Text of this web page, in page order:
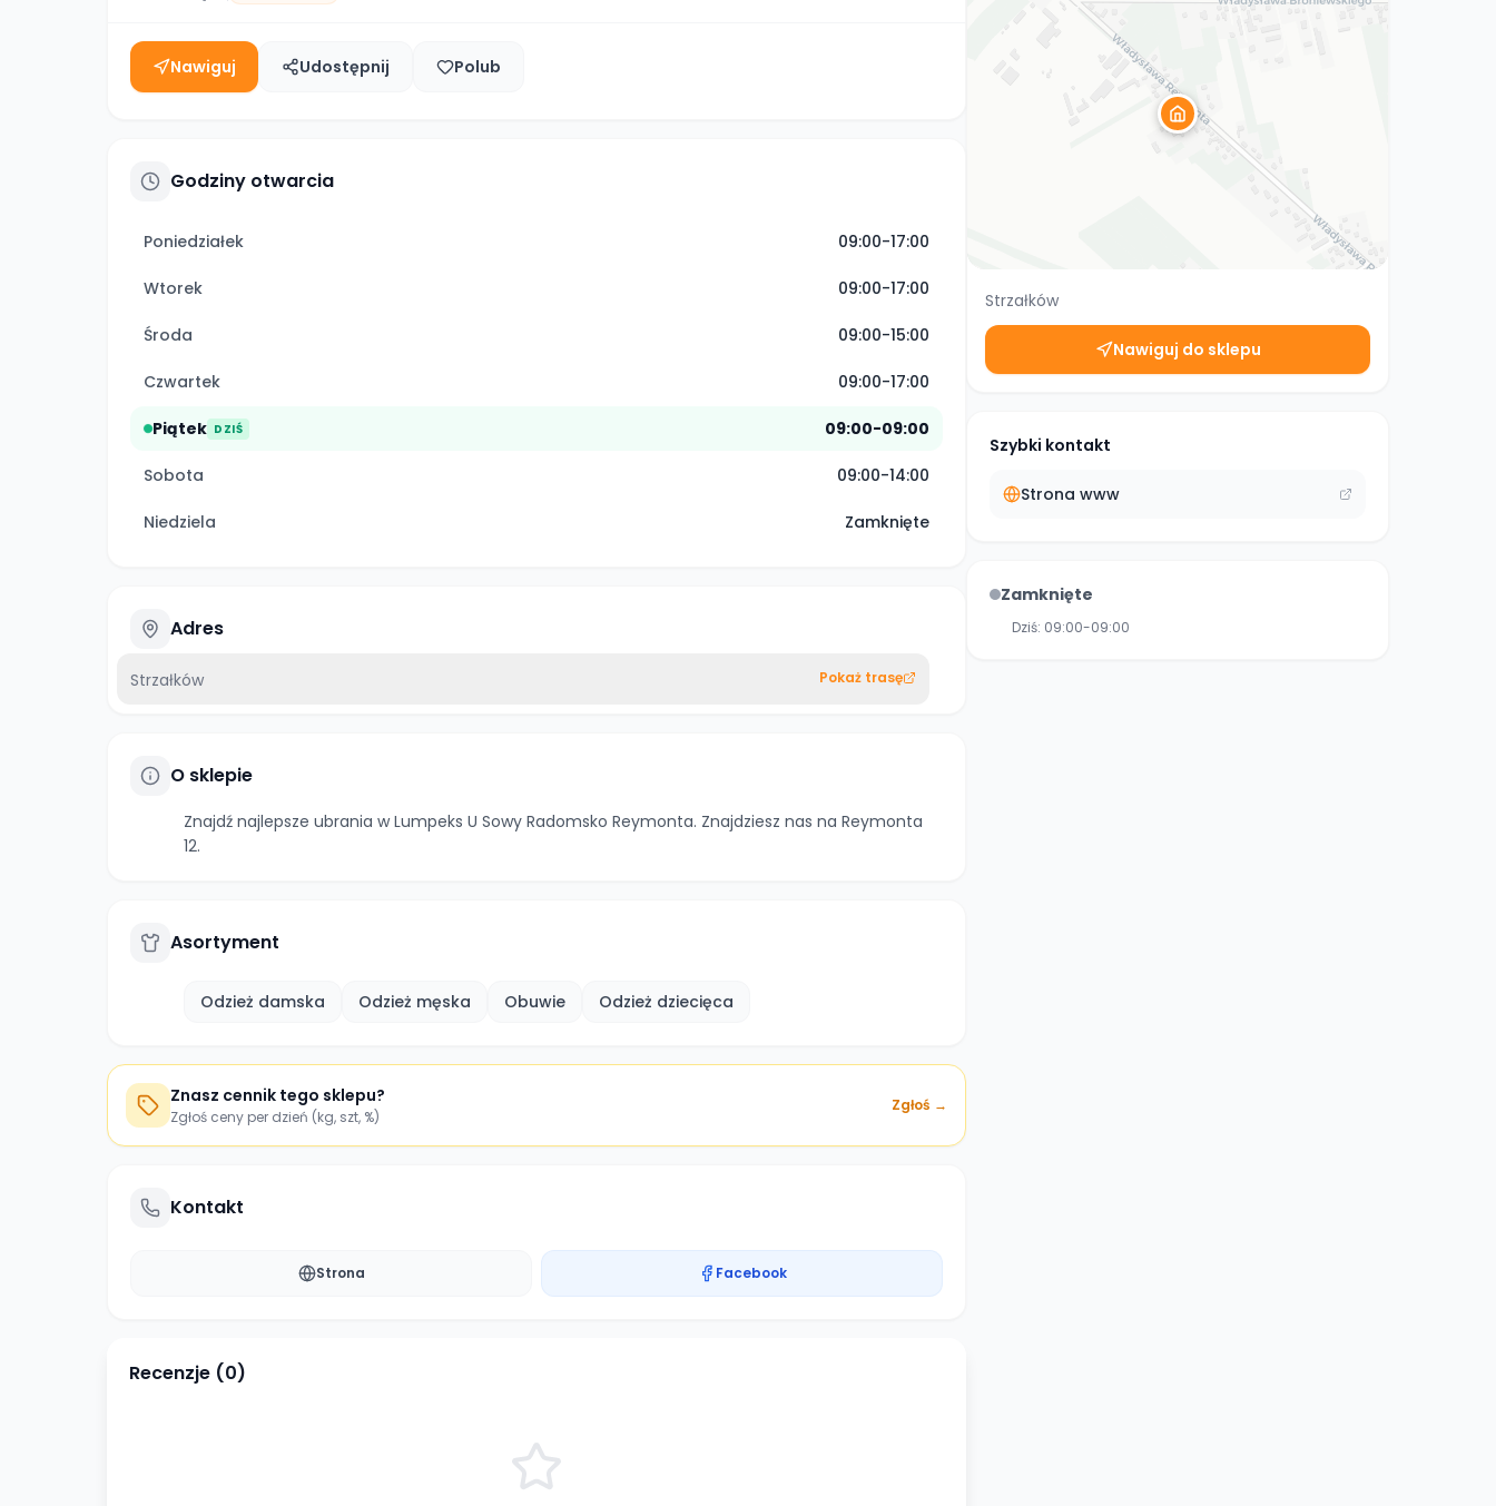
Nawiguj Udostępnij Polub
Godziny otwarcia
Poniedziałek 09:00-17:00
Wtorek 09:00-17:00
Środa 09:00-15:00
Czwartek 09:00-17:00
Piątek DZIŚ 09:00-09:00
Sobota 09:00-14:00
Niedziela Zamknięte
Adres
Strzałków Pokaż trasę
O sklepie
Znajdź najlepsze ubrania w Lumpeks U Sowy Radomsko Reymonta. Znajdziesz nas na Reymonta
12.
Asortyment
Odzież damska Odzież męska Obuwie Odzież dziecięca
Znasz cennik tego sklepu?
Zgłoś ceny per dzień (kg, szt, %)
Zgłoś →
Kontakt
Strona Facebook
Recenzje (0)
Strzałków
Nawiguj do sklepu
Szybki kontakt
Strona www
Zamknięte
Dziś: 09:00-09:00